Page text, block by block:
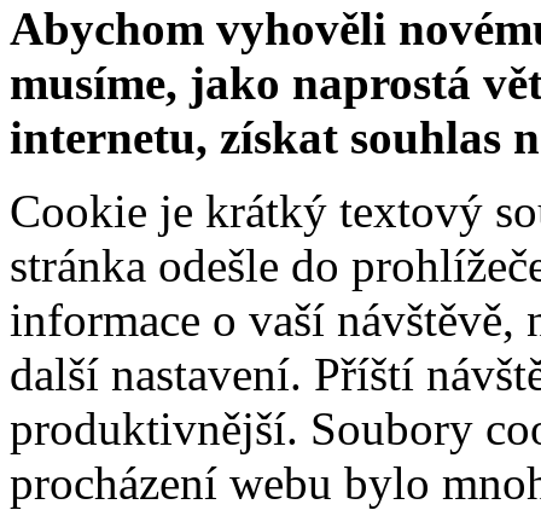
Abychom vyhověli
musíme, jako naprostá
internetu, získat souhlas
Cookie je krátký textový
stránka odešle do
informace o vaší
další nastavení. Příští
produktivnější. Soubory
procházení webu bylo